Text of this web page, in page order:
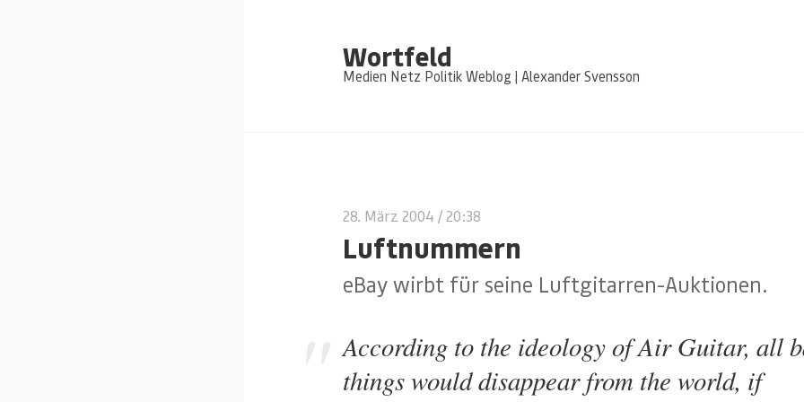
Wortfeld
Medien Netz Politik Weblog | Alexander Svensson
28. März 2004 / 20:38
Luftnummern
eBay wirbt für seine Luftgitarren-Auktionen.
According to the ideology of Air Guitar, all
things would disappear from the world, if